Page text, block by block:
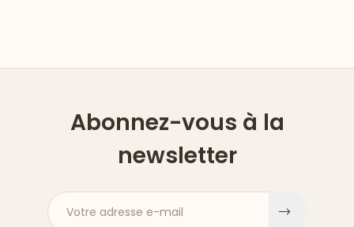
Abonnez-vous à la
newsletter
Votre adresse e-mail